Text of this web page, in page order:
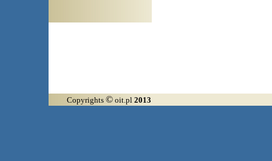
Copyrights © oit.pl 2013